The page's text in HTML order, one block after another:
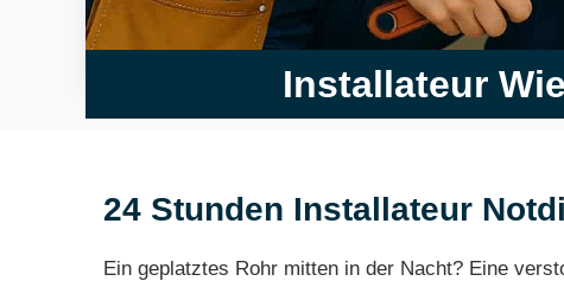
Installateur
24 Stunden Installateur
Ein geplatztes Rohr mitten in der Nacht? Eine